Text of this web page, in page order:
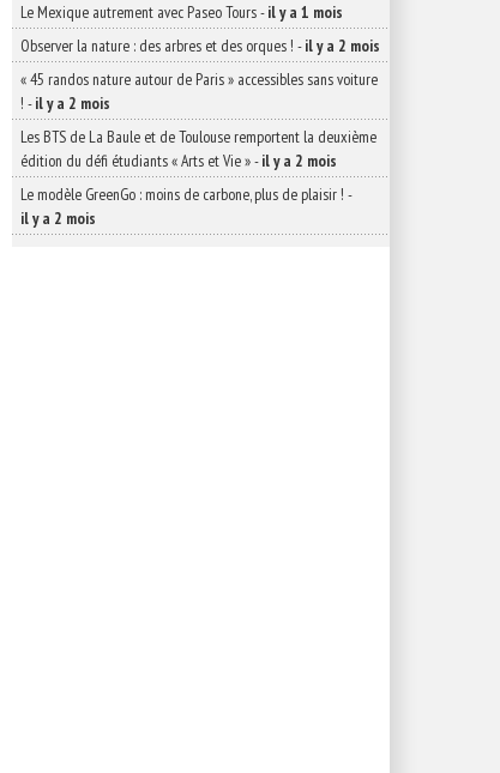
Le Mexique autrement avec Paseo Tours-il y a 1 mois
Observer la nature : des arbres et des orques ! -il y a 2 mois
« 45 randos nature autour de Paris » accessibles sans voiture
! -il y a 2 mois
Les BTS de La Baule et de Toulouse remportent la deuxième
édition du défi étudiants « Arts et Vie »-il y a 2 mois
Le modèle GreenGo : moins de carbone, plus de plaisir ! -
il y a 2 mois